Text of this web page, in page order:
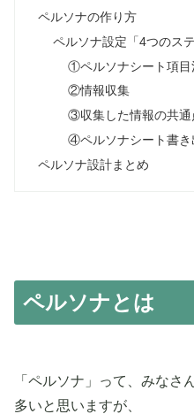
ペルソナの作り方
ペルソナ設定「4つのステ
①ペルソナシート項目
②情報収集
③収集した情報の共通
④ペルソナシート書き
ペルソナ設計まとめ
ペルソナとは
「ペルソナ」って、みなさ
多いと思いますが、